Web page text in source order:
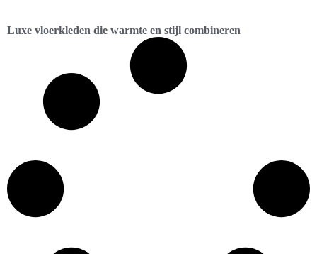
Luxe vloerkleden die warmte en stijl combineren